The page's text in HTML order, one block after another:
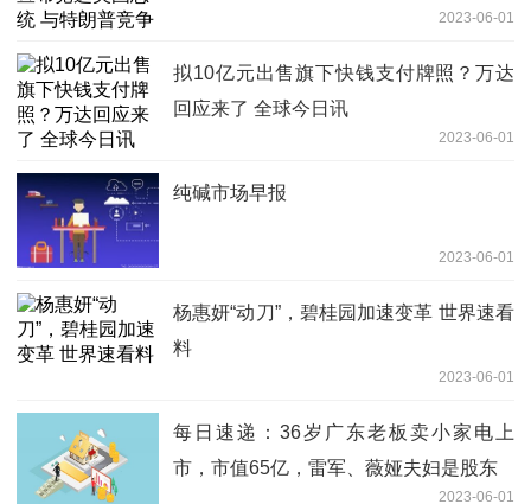
2023-06-01
拟10亿元出售旗下快钱支付牌照？万达
回应来了 全球今日讯
2023-06-01
纯碱市场早报
2023-06-01
杨惠妍“动刀”，碧桂园加速变革 世界速看
料
2023-06-01
每日速递：36岁广东老板卖小家电上
市，市值65亿，雷军、薇娅夫妇是股东
2023-06-01